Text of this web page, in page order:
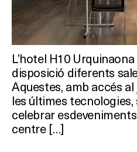
L’hotel H10
disposició diferents
Aquestes, amb accés
les últimes
celebrar
centre […]